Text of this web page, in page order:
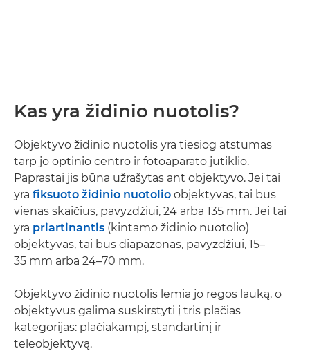
Kas yra židinio nuotolis?
Objektyvo židinio nuotolis yra tiesiog atstumas
tarp jo optinio centro ir fotoaparato jutiklio.
Paprastai jis būna užrašytas ant objektyvo. Jei tai
yra fiksuoto židinio nuotolio objektyvas, tai bus
vienas skaičius, pavyzdžiui, 24 arba 135 mm. Jei tai
yra priartinantis (kintamo židinio nuotolio)
objektyvas, tai bus diapazonas, pavyzdžiui, 15–
35 mm arba 24–70 mm.
Objektyvo židinio nuotolis lemia jo regos lauką, o
objektyvus galima suskirstyti į tris plačias
kategorijas: plačiakampį, standartinį ir
teleobjektyvą.